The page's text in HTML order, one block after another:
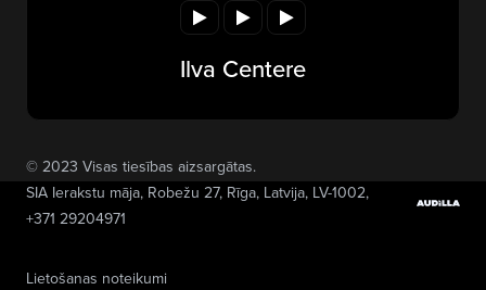
Ilva Centere
Lietošanas noteikumi
© 2023 Visas tiesības aizsargātas.
SIA Ierakstu māja, Robežu 27, Rīga, Latvija, LV-1002,
+371 29204971